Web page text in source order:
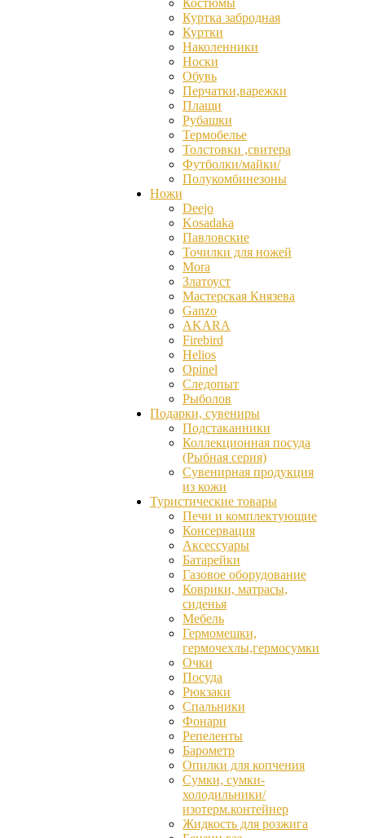
Костюмы
Куртка забродная
Куртки
Наколенники
Носки
Обувь
Перчатки,варежки
Плащи
Рубашки
Термобелье
Толстовки ,свитера
Футболки/майки/
Полукомбинезоны
Ножи
Deejo
Kosadaka
Павловские
Точилки для ножей
Mora
Златоуст
Мастерская Князева
Ganzо
AKARA
Firebird
Helios
Opinel
Следопыт
Рыболов
Подарки, сувениры
Подстаканники
Коллекционная посуда
(Рыбная серия)
Сувенирная продукция
из кожи
Туристические товары
Печи и комплектующие
Консервация
Аксессуары
Батарейки
Газовое оборудование
Коврики, матрасы,
сиденья
Мебель
Гермомешки,
гермочехлы,гермосумки
Очки
Посуда
Рюкзаки
Спальники
Фонари
Репеленты
Барометр
Опилки для копчения
Сумки, сумки-
холодильники/
изотерм.контейнер
Жидкость для розжига